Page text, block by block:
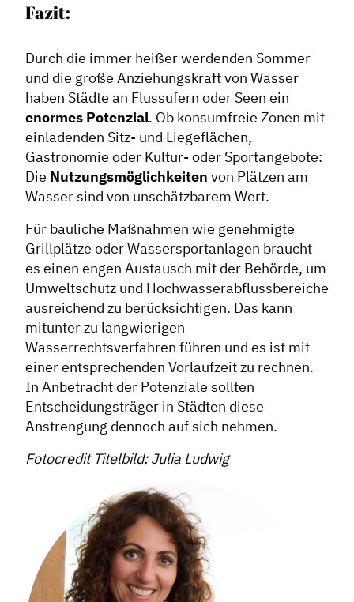
Fazit:
Durch die immer heißer werdenden Sommer
und die große Anziehungskraft von Wasser
haben Städte an Flussufern oder Seen ein
enormes Potenzial. Ob konsumfreie Zonen mit
einladenden Sitz- und Liegeflächen,
Gastronomie oder Kultur- oder Sportangebote:
Die Nutzungsmöglichkeiten von Plätzen am
Wasser sind von unschätzbarem Wert.
Für bauliche Maßnahmen wie genehmigte
Grillplätze oder Wassersportanlagen braucht
es einen engen Austausch mit der Behörde, um
Umweltschutz und Hochwasserabflussbereiche
ausreichend zu berücksichtigen. Das kann
mitunter zu langwierigen
Wasserrechtsverfahren führen und es ist mit
einer entsprechenden Vorlaufzeit zu rechnen.
In Anbetracht der Potenziale sollten
Entscheidungsträger in Städten diese
Anstrengung dennoch auf sich nehmen.
Fotocredit Titelbild: Julia Ludwig